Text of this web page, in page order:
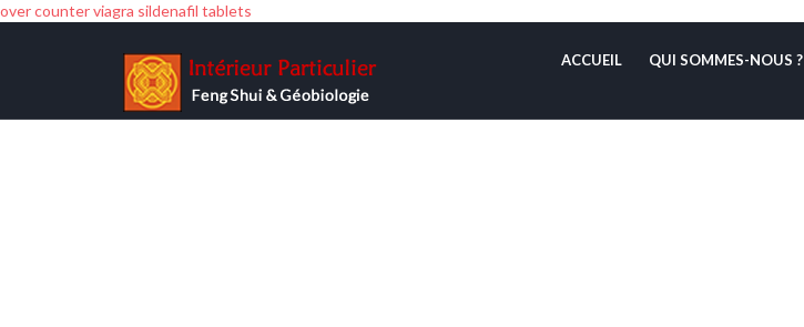
over counter viagra sildenafil tablets
ACCUEIL QUI SOMMES-NOUS ?